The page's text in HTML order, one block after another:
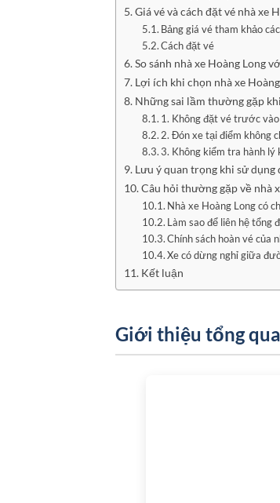
Giá vé và cách đặt vé nhà xe
Bảng giá vé tham khảo
Cách đặt vé
So sánh nhà xe Hoàng Long
Lợi ích khi chọn nhà xe
Những sai lầm thường gặp
1. Không đặt vé trước
2. Đón xe tại điểm không
3. Không kiểm tra hành lý
Lưu ý quan trọng khi sử dụng
Câu hỏi thường gặp về nhà
Nhà xe Hoàng Long có
Làm sao để liên hệ tổng
Chính sách hoàn vé của
Xe có dừng nghỉ giữa
Kết luận
Giới thiệu tổng